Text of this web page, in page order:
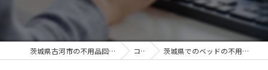
茨城県古河市の不用品回収なら片付け屋 ハリィ コラム 茨城県でのベッドの不用品回収方法とお得な利用術